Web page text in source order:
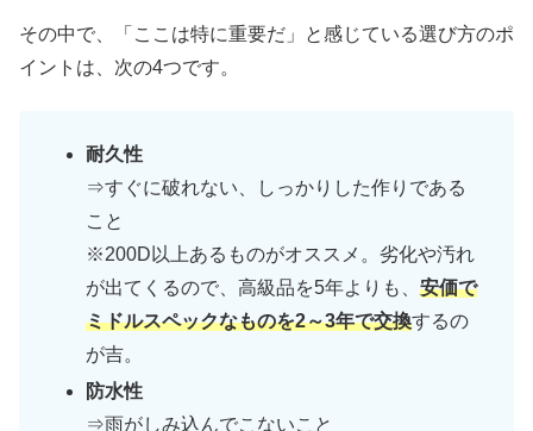
その中で、「ここは特に重要だ」と感じている選び方のポ
イントは、次の4つです。
耐久性
⇒すぐに破れない、しっかりした作りである
こと
※200D以上あるものがオススメ。劣化や汚れ
が出てくるので、高級品を5年よりも、安価で
ミドルスペックなものを2～3年で交換するの
が吉。
防水性
⇒雨がしみ込んでこないこと